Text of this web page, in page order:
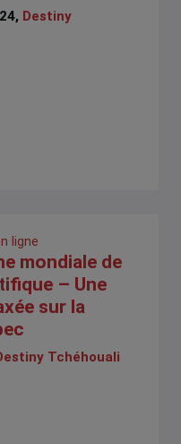
Destiny
ligne
mondiale de
– Une
sur la
Tchéhouali